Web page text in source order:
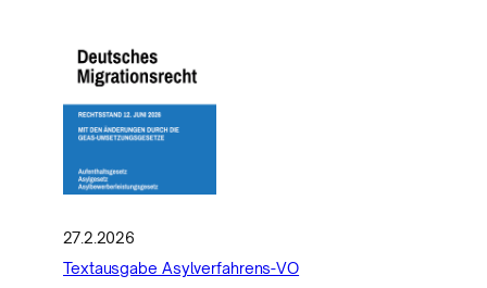
27.2.2026
Textausgabe Asylverfahrens-VO